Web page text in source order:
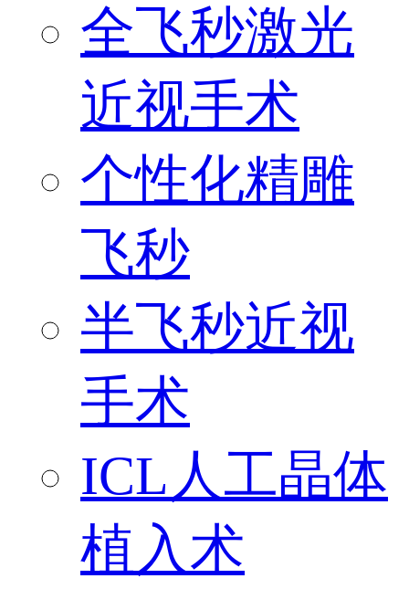
全飞秒激光
近视手术
个性化精雕
飞秒
半飞秒近视
手术
ICL人工晶体
植入术